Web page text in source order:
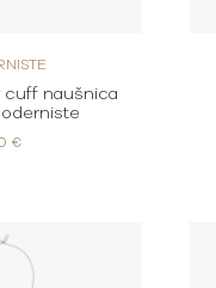
cuff naušnica
€